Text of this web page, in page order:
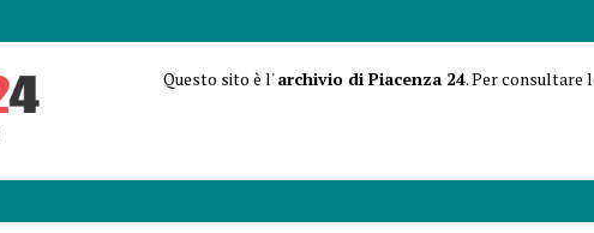
Questo sito è l'archivio di Piacenza 24. Per consultare